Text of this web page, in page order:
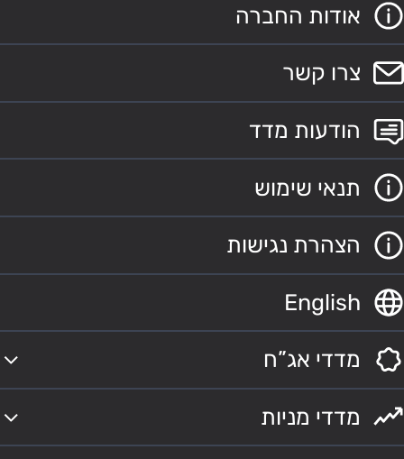
אודות החברה
צרו קשר
הודעות מדד
תנאי שימוש
הצהרת נגישות
English
מדדי אג”ח
מדדי מניות